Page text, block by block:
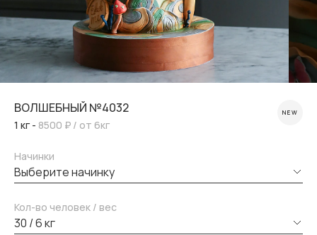
ВОЛШЕБНЫЙ №4032
1 кг - 8500 ₽ / от 6кг
NEW
Начинки
выберите начинку
Кол-во человек / вес
30 / 6 кг